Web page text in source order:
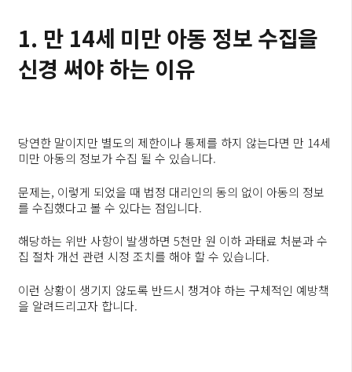
1. 만 14세 미만 아동 정보 수집을
신경 써야 하는 이유
당연한 말이지만 별도의 제한이나 통제를 하지 않는다면 만 14세
미만 아동의 정보가 수집 될 수 있습니다.
문제는, 이렇게 되었을 때 법정 대리인의 동의 없이 아동의 정보
를 수집했다고 볼 수 있다는 점입니다.
해당하는 위반 사항이 발생하면 5천만 원 이하 과태료 처분과 수
집 절차 개선 관련 시정 조치를 해야 할 수 있습니다.
이런 상황이 생기지 않도록 반드시 챙겨야 하는 구체적인 예방책
을 알려드리고자 합니다.